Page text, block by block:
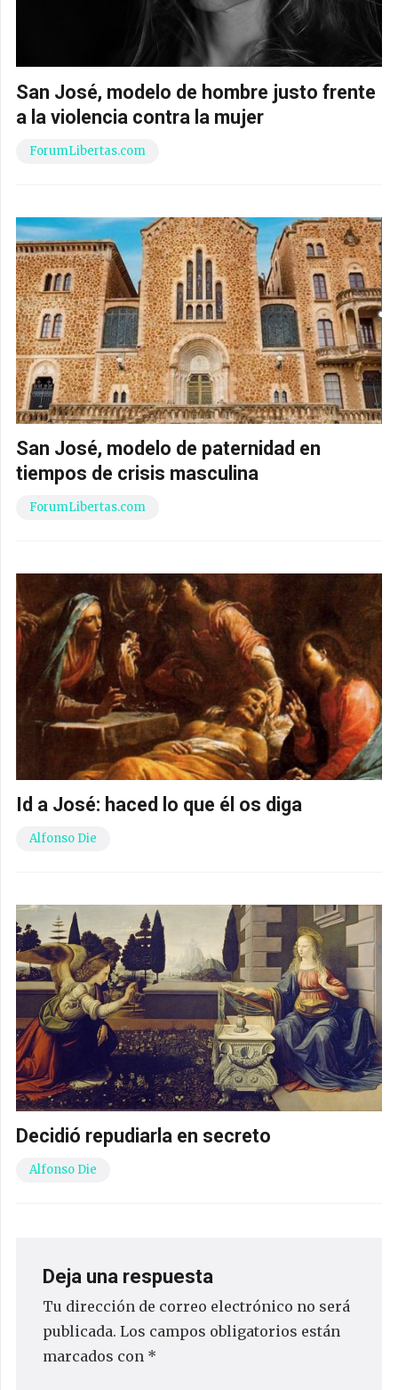
San José, modelo de hombre justo frente
a la violencia contra la mujer
ForumLibertas.com
San José, modelo de paternidad en
tiempos de crisis masculina
ForumLibertas.com
Id a José: haced lo que él os diga
Alfonso Die
Decidió repudiarla en secreto
Alfonso Die
Deja una respuesta
Tu dirección de correo electrónico no será
publicada. Los campos obligatorios están
marcados con *